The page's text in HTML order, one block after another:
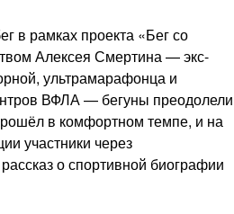
в рамках проекта «Бег со
Алексея Смертина — экс-
ультрамарафонца и
ВФЛА — бегуны преодолели
в комфортном темпе, и на
участники через
о спортивной биографии